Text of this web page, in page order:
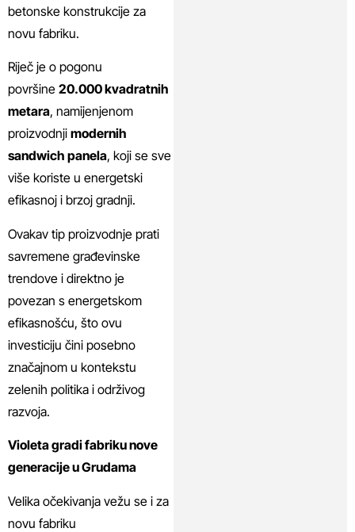
betonske konstrukcije za
novu fabriku.
Riječ je o pogonu
površine 20.000 kvadratnih
metara, namijenjenom
proizvodnji modernih
sandwich panela, koji se sve
više koriste u energetski
efikasnoj i brzoj gradnji.
Ovakav tip proizvodnje prati
savremene građevinske
trendove i direktno je
povezan s energetskom
efikasnošću, što ovu
investiciju čini posebno
značajnom u kontekstu
zelenih politika i održivog
razvoja.
Violeta gradi fabriku nove
generacije u Grudama
Velika očekivanja vežu se i za
novu fabriku